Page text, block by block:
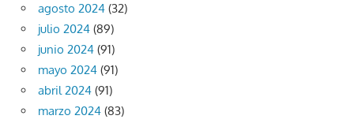
agosto 2024 (32)
julio 2024 (89)
junio 2024 (91)
mayo 2024 (91)
abril 2024 (91)
marzo 2024 (83)